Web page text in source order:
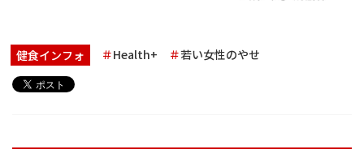
健食インフォ Health+ 若い女性のやせ